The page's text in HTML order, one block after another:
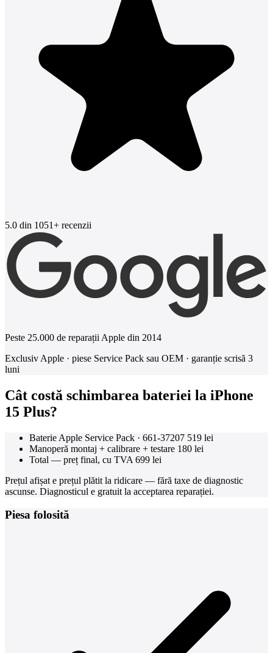
5.0 din 1051+ recenzii
Peste 25.000 de reparații Apple din 2014
Exclusiv Apple · piese Service Pack sau OEM · garanție scrisă 3
luni
Cât costă schimbarea bateriei la iPhone
15 Plus?
Baterie Apple Service Pack · 661-37207 519 lei
Manoperă montaj + calibrare + testare 180 lei
Total — preț final, cu TVA 699 lei
Prețul afișat e prețul plătit la ridicare — fără taxe de diagnostic
ascunse. Diagnosticul e gratuit la acceptarea reparației.
Piesa folosită